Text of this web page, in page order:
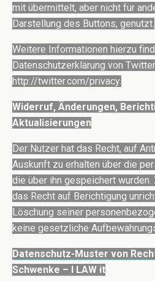
mit übermittelt, aber nicht für
Darstellung des Buttons, genutzt.
Weitere Informationen hierzu
Datenschutzerklärung von
http://twitter.com/privacy.
Widerruf, Änderungen,
Aktualisierungen
Der Nutzer hat das Recht, auf
Auskunft zu erhalten über die
die über ihn gespeichert
das Recht auf Berichtigung
Löschung seiner
keine gesetzliche
Datenschutz-Muster von
Schwenke – I LAW it